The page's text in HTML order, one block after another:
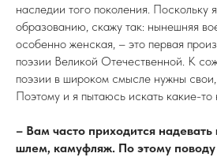
наследии того поколения. Поскольку
образованию, скажу так: нынешняя
особенно женская, – это первая
поэзии Великой Отечественной. К
поэзии в широком смысле нужны
Поэтому и я пытаюсь искать какие-то
– Вам часто приходится
шлем, камуфляж. По этому поводу